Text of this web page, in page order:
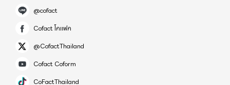
@cofact
Cofact โคแฟค
@CofactThailand
Cofact Coform
CoFactThailand